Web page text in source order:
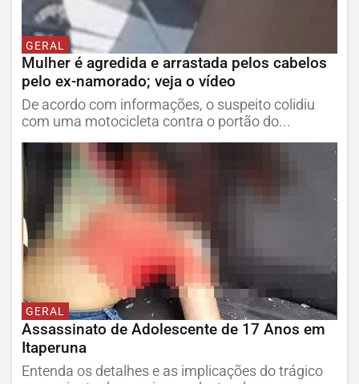
GERAL
Mulher é agredida e arrastada pelos cabelos
pelo ex-namorado; veja o vídeo
De acordo com informações, o suspeito colidiu
com uma motocicleta contra o portão do...
GERAL
Assassinato de Adolescente de 17 Anos em
Itaperuna
Entenda os detalhes e as implicações do trágico